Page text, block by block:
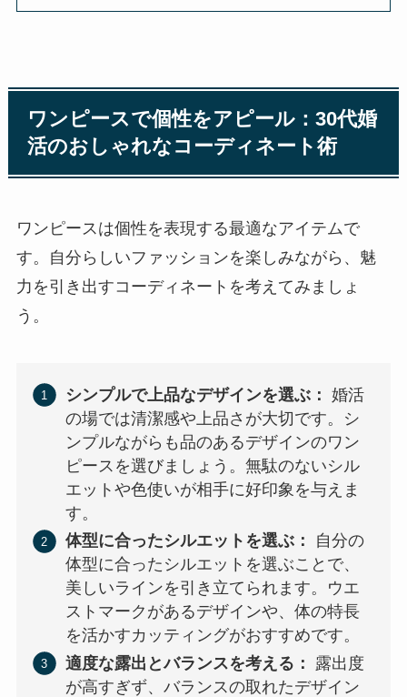
ワンピースで個性をアピール：30代婚
活のおしゃれなコーディネート術
ワンピースは個性を表現する最適なアイテムで
す。自分らしいファッションを楽しみながら、魅
力を引き出すコーディネートを考えてみましょ
う。
シンプルで上品なデザインを選ぶ： 婚活
の場では清潔感や上品さが大切です。シ
ンプルながらも品のあるデザインのワン
ピースを選びましょう。無駄のないシル
エットや色使いが相手に好印象を与えま
す。
体型に合ったシルエットを選ぶ：
自分の
体型に合ったシルエットを選ぶことで、
美しいラインを引き立てられます。ウエ
ストマークがあるデザインや、体の特長
を活かすカッティングがおすすめです。
適度な露出とバランスを考える：
露出度
が高すぎず、バランスの取れたデザイン